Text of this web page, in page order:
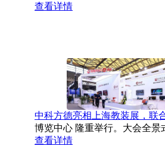
查看详情
中科方德亮相上海教装展，联
博览中心 隆重举行。大会全
查看详情